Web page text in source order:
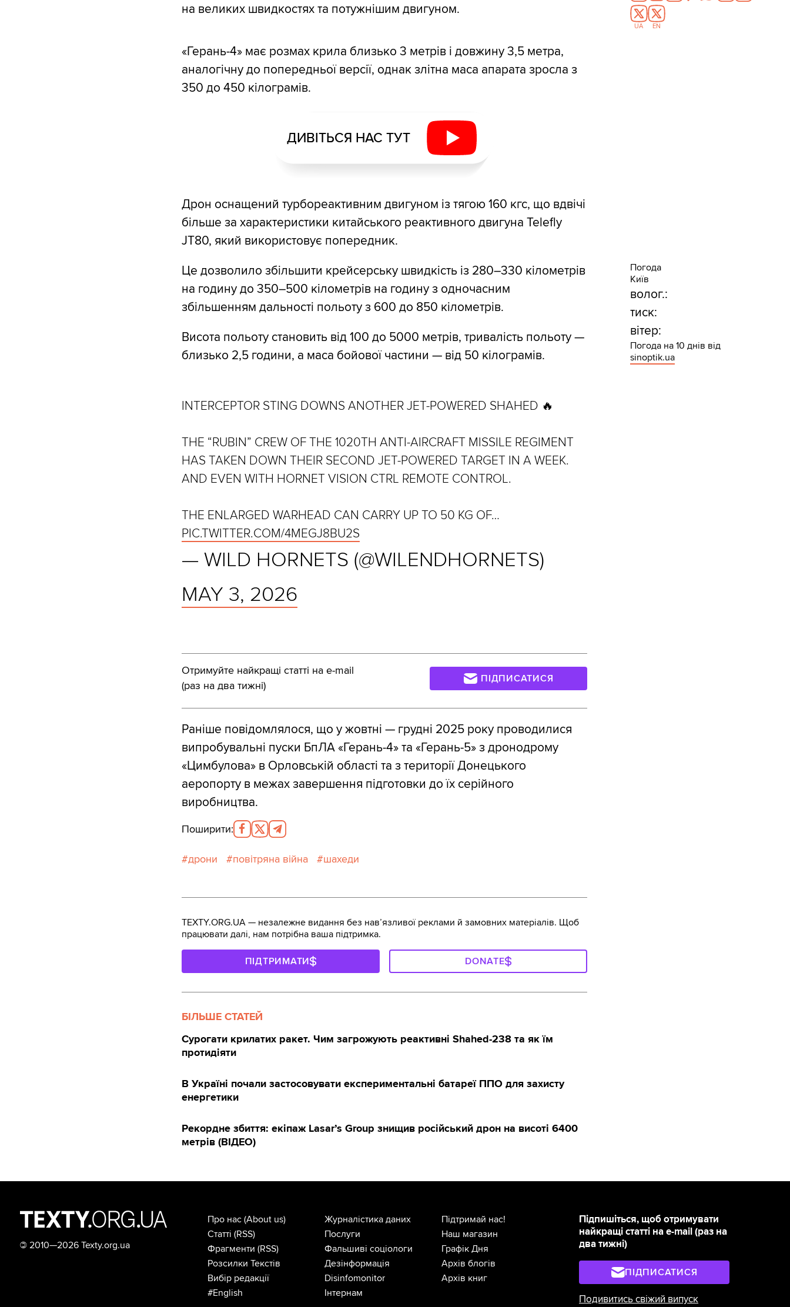
на великих швидкостях та потужнішим двигуном.
«Герань-4» має розмах крила близько 3 метрів і довжину 3,5 метра,
аналогічну до попередньої версії, однак злітна маса апарата зросла з
350 до 450 кілограмів.
ДИВІТЬСЯ НАС ТУТ
Дрон оснащений турбореактивним двигуном із тягою 160 кгс, що вдвічі
більше за характеристики китайського реактивного двигуна Telefly
JT80, який використовує попередник.
Це дозволило збільшити крейсерську швидкість із 280–330 кілометрів
на годину до 350–500 кілометрів на годину з одночасним
збільшенням дальності польоту з 600 до 850 кілометрів.
Висота польоту становить від 100 до 5000 метрів, тривалість польоту —
близько 2,5 години, а маса бойової частини — від 50 кілограмів.
INTERCEPTOR STING DOWNS ANOTHER JET-POWERED SHAHED 🔥
THE “RUBIN” CREW OF THE 1020TH ANTI-AIRCRAFT MISSILE REGIMENT
HAS TAKEN DOWN THEIR SECOND JET-POWERED TARGET IN A WEEK.
AND EVEN WITH HORNET VISION CTRL REMOTE CONTROL.
THE ENLARGED WARHEAD CAN CARRY UP TO 50 KG OF…
PIC.TWITTER.COM/4MEGJ8BU2S
— WILD HORNETS (@WILENDHORNETS)
MAY 3, 2026
Отримуйте найкращі статті на e-mail
(раз на два тижні)
ПІДПИСАТИСЯ
Раніше повідомлялося, що у жовтні — грудні 2025 року проводилися
випробувальні пуски БпЛА «Герань-4» та «Герань-5» з дронодрому
«Цимбулова» в Орловській області та з території Донецького
аеропорту в межах завершення підготовки до їх серійного
виробництва.
Поширити:
дрони повітряна війна шахеди
UA EN
Погода
Київ
волог.:
тиск:
вітер:
Погода на 10 днів від
sinoptik.ua
TEXTY.ORG.UA — незалежне видання без навʼязливої реклами й замовних матеріалів. Щоб
працювати далі, нам потрібна ваша підтримка.
ПІДТРИМАТИ DONATE
БІЛЬШЕ СТАТЕЙ
Сурогати крилатих ракет. Чим загрожують реактивні Shahed-238 та як їм
протидіяти
В Україні почали застосовувати експериментальні батареї ППО для захисту
енергетики
Рекордне збиття: екіпаж Lasar’s Group знищив російський дрон на висоті 6400
метрів (ВІДЕО)
© 2010—2026 Texty.org.ua
Підпишіться, щоб отримувати
найкращі статті на e-mail (раз на
два тижні)
ПІДПИСАТИСЯ
Подивитись свіжий випуск
Про нас (About us)
Статті (RSS)
Фрагменти (RSS)
Розсилки Текстів
Вибір редакції
#English
Журналістика даних
Послуги
Фальшиві соціологи
Дезінформація
Disinfomonitor
Інтернам
Підтримай нас!
Наш магазин
Графік Дня
Архів блогів
Архів книг